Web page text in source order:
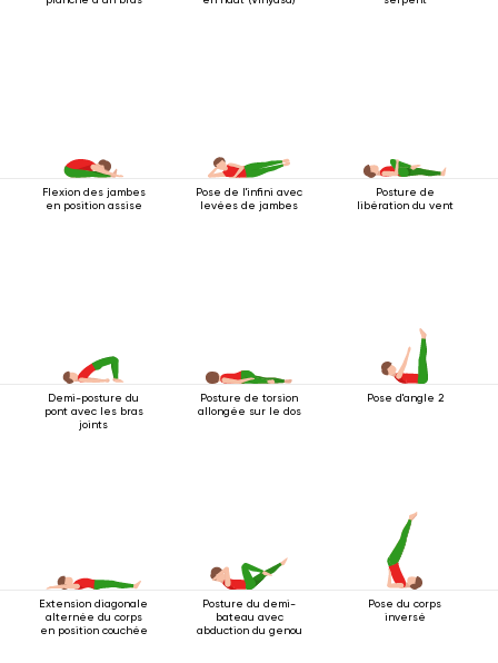
Flexion des jambes
en position assise
Pose de l'infini avec
levées de jambes
Posture de
libération du vent
Demi-posture du
pont avec les bras
joints
Posture de torsion
allongée sur le dos
Pose d'angle 2
Extension diagonale
alternée du corps
en position couchée
Posture du demi-
bateau avec
abduction du genou
Pose du corps
inversé